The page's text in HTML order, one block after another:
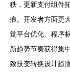
秩，更新支付组件
痕。开发者方面更
觉平台优化、程序
新趋势节奏获得集
致技变转换设计趋